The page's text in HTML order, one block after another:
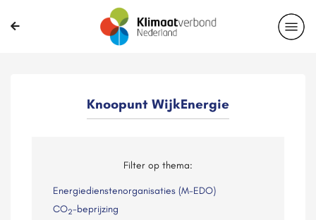
Knoopunt WijkEnergie
Filter op thema:
Energiedienstenorganisaties (M-EDO)
CO2-beprijzing